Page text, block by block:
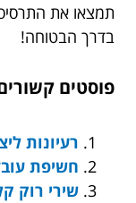
תמצאו את
בדרך הבטוחה!
פוסטים
רעיונות
חשיפת
שירי רוק